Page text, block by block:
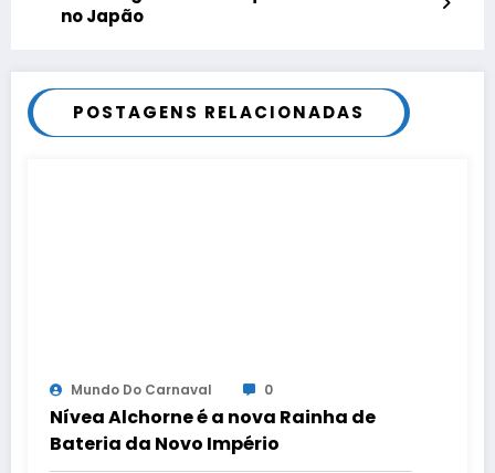
no Japão
POSTAGENS RELACIONADAS
Mundo Do Carnaval 0
Nívea Alchorne é a nova Rainha de
Bateria da Novo Império